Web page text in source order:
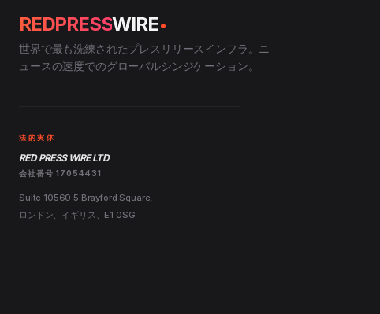
REDPRESSWIRE.
世界で最も洗練されたプレスリリースインフラ。ニ
ュースの速度でのグローバルシンジケーション。
法的実体
RED PRESS WIRE LTD
会社番号 17054431
Suite 10560 5 Brayford Square,
ロンドン、イギリス、E1 0SG